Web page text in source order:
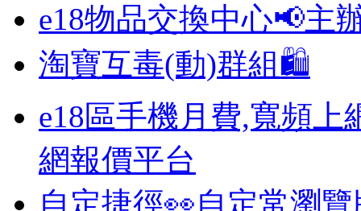
e18物品交換中心📢主
淘寶互毒(動)群組🛍️
e18區手機月費,寬頻上
網報價平台
自定捷徑👀自定常瀏